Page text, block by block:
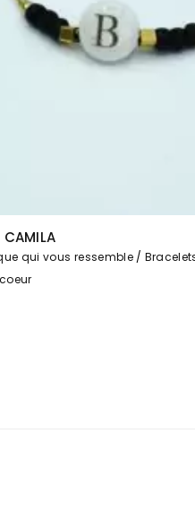
CAMILA
qui vous ressemble